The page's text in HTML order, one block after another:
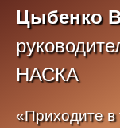
Цыбенко
НАСКА
«Приходите в